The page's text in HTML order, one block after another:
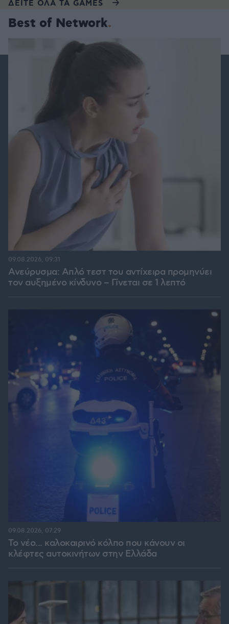
ΔΕΙΤΕ ΟΛΑ ΤΑ GAMES
Best of Network
Ανεύρυσμα: Απλό τεστ του αντίχειρα προμηνύει
τον αυξημένο κίνδυνο – Γίνεται σε 1 λεπτό
09.08.2026, 09:31
Το νέο... καλοκαιρινό κόλπο που κάνουν οι
κλέφτες αυτοκινήτων στην Ελλάδα
09.08.2026, 07:29